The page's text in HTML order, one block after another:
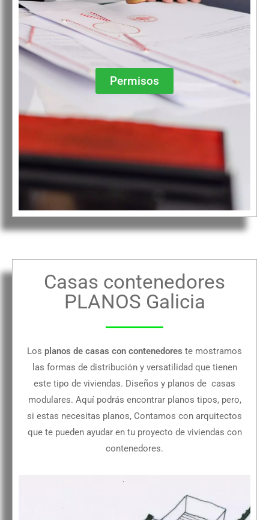
Permisos
Casas contenedores
PLANOS Galicia
Los planos de casas con contenedores te mostramos
las formas de distribución y versatilidad que tienen
este tipo de viviendas. Diseños y planos de casas
modulares. Aquí podrás encontrar planos tipos, pero,
si estas necesitas planos, Contamos con arquitectos
que te pueden ayudar en tu proyecto de viviendas con
contenedores.